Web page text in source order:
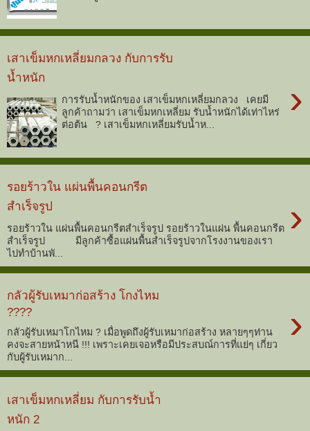
เสาเข็มหกเหลี่ยมกลวง กับการรับ
น้ำหนัก
›
การรับน้ำหนักของ เสาเข็มหกเหลี่ยมกลวง เคยมี
ลูกค้าถามว่า เสาเข็มหกเหลี่ยม รับน้ำหนักได้เท่าไหร่
ต่อต้น ? เสาเข็มหกเหลี่ยมรับน้ำห...
รอยร้าวใน แผ่นพื้นคอนกรีต
สำเร็จรูป
›
รอยร้าวใน แผ่นพื้นคอนกรีตสำเร็จรูป รอยร้าวในแผ่น พื้นคอนกรีต
สำเร็จรูป มีลูกค้าซื้อแผ่นพื้นสำเร็จรูปจากโรงงานของเรา
ไปทำบ้านพั...
กลัวผู้รับเหมาก่อสร้าง โกงไหม
????
›
กลัวผู้รับเหมาโกไหม ? เมื่อพูดถึงผู้รับเหมาก่อสร้าง หลายๆๆท่าน
คงจะสายหน้าหนี !!! เพราะเคยเจอหรือมีประสบณ์การที่แย่ๆ เกี่ยว
กับผู้รับเหมาก...
เสาเข็มหกเหลี่ยม กับการรับน้ำ
หนัก 2